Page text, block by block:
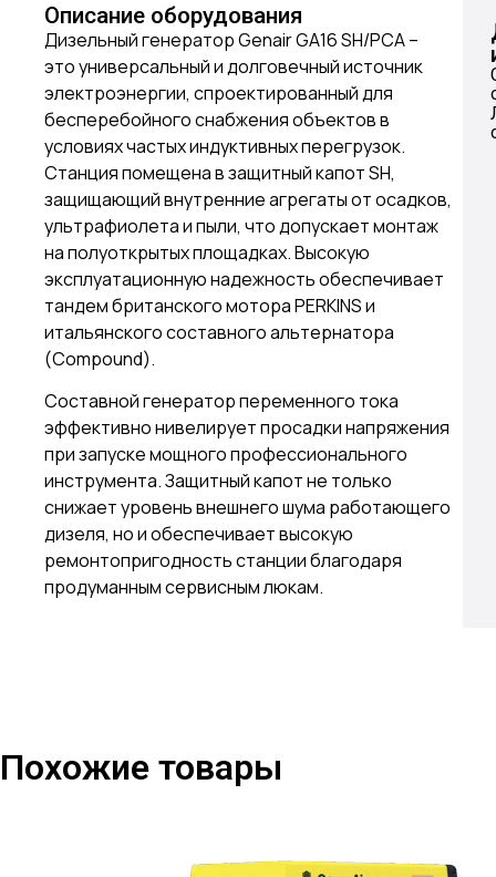
Описание оборудования
Дизельный генератор Genair GA16 SH/PCA –
это универсальный и долговечный источник
электроэнергии, спроектированный для
бесперебойного снабжения объектов в
условиях частых индуктивных перегрузок.
Станция помещена в защитный капот SH,
защищающий внутренние агрегаты от осадков,
ультрафиолета и пыли, что допускает монтаж
на полуоткрытых площадках. Высокую
эксплуатационную надежность обеспечивает
тандем британского мотора PERKINS и
итальянского составного альтернатора
(Compound).
Составной генератор переменного тока
эффективно нивелирует просадки напряжения
при запуске мощного профессионального
инструмента. Защитный капот не только
снижает уровень внешнего шума работающего
дизеля, но и обеспечивает высокую
ремонтопригодность станции благодаря
продуманным сервисным люкам.
Похожие товары